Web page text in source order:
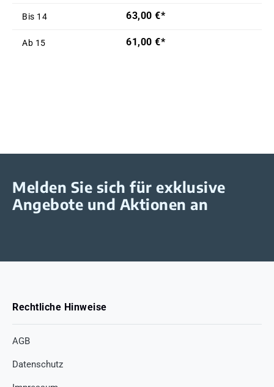
Bis 14 63,00 €*
Ab 15 61,00 €*
Melden Sie sich für exklusive
Angebote und Aktionen an
Rechtliche Hinweise
AGB
Datenschutz